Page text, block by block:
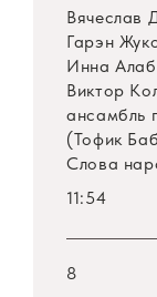
Вячеслав
Гарэн
Инна
Виктор
ансамбль
(Тофик
Слова
11:54
8